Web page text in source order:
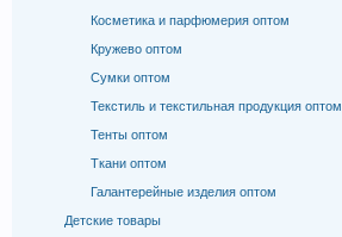
Косметика и парфюмерия оптом
Кружево оптом
Сумки оптом
Текстиль и текстильная продукция оптом
Тенты оптом
Ткани оптом
Галантерейные изделия оптом
Детские товары